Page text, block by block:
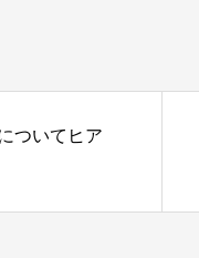
ついてヒア